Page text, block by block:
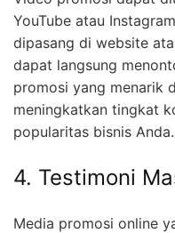
YouTube atau
dipasang di website
dapat langsung
promosi yang menarik
meningkatkan tingkat
popularitas bisnis Anda.
4. Testimoni
Media promosi online